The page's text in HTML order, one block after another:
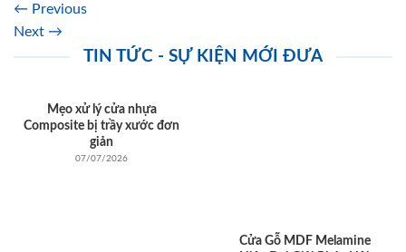
← Previous
Next →
TIN TỨC - SỰ KIỆN MỚI ĐƯA
Mẹo xử lý cửa nhựa
Composite bị trầy xước đơn
giản
07/07/2026
Cửa Gỗ MDF Melamine